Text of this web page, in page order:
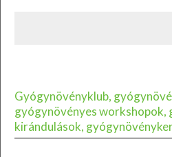
Gyógynövényklub,
gyógynövényes workshopok,
kirándulások,